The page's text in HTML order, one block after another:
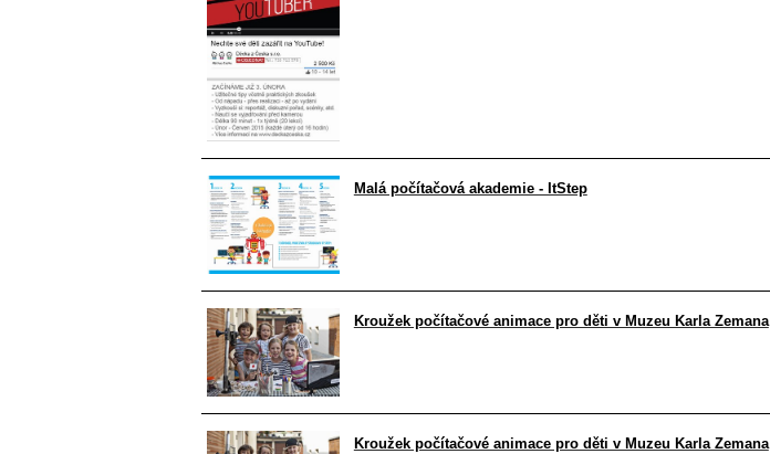
Malá počítačová akademie - ItStep
Kroužek počítačové animace pro děti v Muzeu Karla Zemana
Kroužek počítačové animace pro děti v Muzeu Karla Zemana